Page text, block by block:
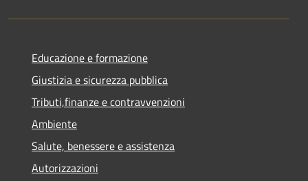
Educazione e formazione
Giustizia e sicurezza pubblica
Tributi,finanze e contravvenzioni
Ambiente
Salute, benessere e assistenza
Autorizzazioni